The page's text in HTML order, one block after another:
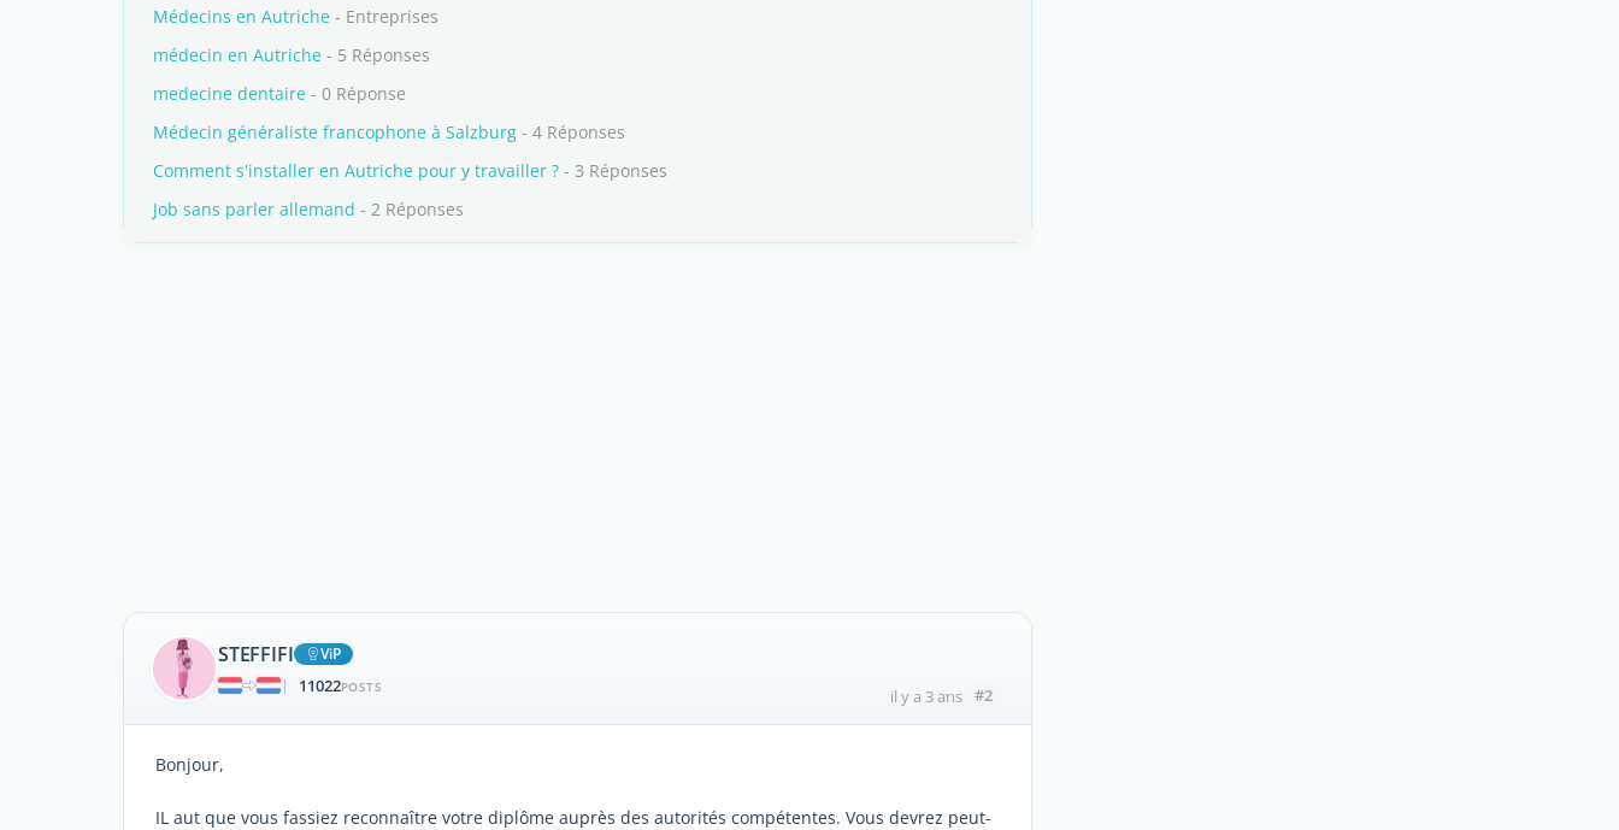
Médecins en Autriche - Entreprises
médecin en Autriche - 5 Réponses
medecine dentaire - 0 Réponse
Médecin généraliste francophone à Salzburg - 4 Réponses
Comment s'installer en Autriche pour y travailler ? - 3 Réponses
Job sans parler allemand - 2 Réponses
STEFFIFI
ViP
|
11022POSTS il y a 3 ans #2
Bonjour,
IL aut que vous fassiez reconnaître votre diplôme auprès des autorités compétentes. Vous devrez peut-